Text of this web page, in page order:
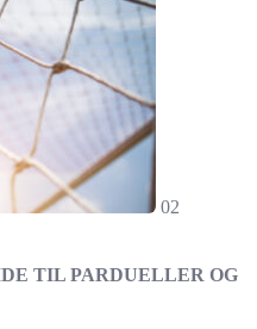
02
TIL PARDUELLER OG